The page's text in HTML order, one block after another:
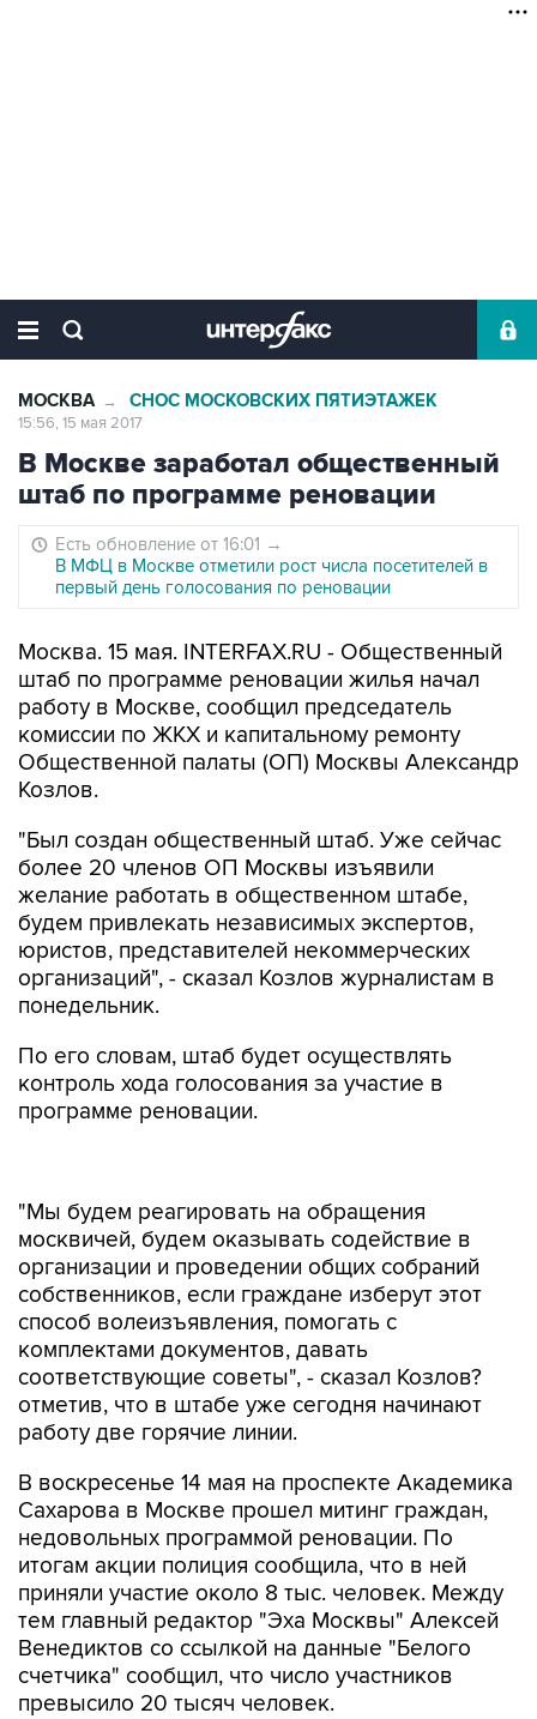
МОСКВА → СНОС МОСКОВСКИХ ПЯТИЭТАЖЕК
15:56, 15 мая 2017
В Москве заработал общественный
штаб по программе реновации
Есть обновление от 16:01 →
В МФЦ в Москве отметили рост числа посетителей в
первый день голосования по реновации
Москва. 15 мая. INTERFAX.RU - Общественный
штаб по программе реновации жилья начал
работу в Москве, сообщил председатель
комиссии по ЖКХ и капитальному ремонту
Общественной палаты (ОП) Москвы Александр
Козлов.
"Был создан общественный штаб. Уже сейчас
более 20 членов ОП Москвы изъявили
желание работать в общественном штабе,
будем привлекать независимых экспертов,
юристов, представителей некоммерческих
организаций", - сказал Козлов журналистам в
понедельник.
По его словам, штаб будет осуществлять
контроль хода голосования за участие в
программе реновации.
"Мы будем реагировать на обращения
москвичей, будем оказывать содействие в
организации и проведении общих собраний
собственников, если граждане изберут этот
способ волеизъявления, помогать с
комплектами документов, давать
соответствующие советы", - сказал Козлов?
отметив, что в штабе уже сегодня начинают
работу две горячие линии.
В воскресенье 14 мая на проспекте Академика
Сахарова в Москве прошел митинг граждан,
недовольных программой реновации. По
итогам акции полиция сообщила, что в ней
приняли участие около 8 тыс. человек. Между
тем главный редактор "Эха Москвы" Алексей
Венедиктов со ссылкой на данные "Белого
счетчика" сообщил, что число участников
превысило 20 тысяч человек.